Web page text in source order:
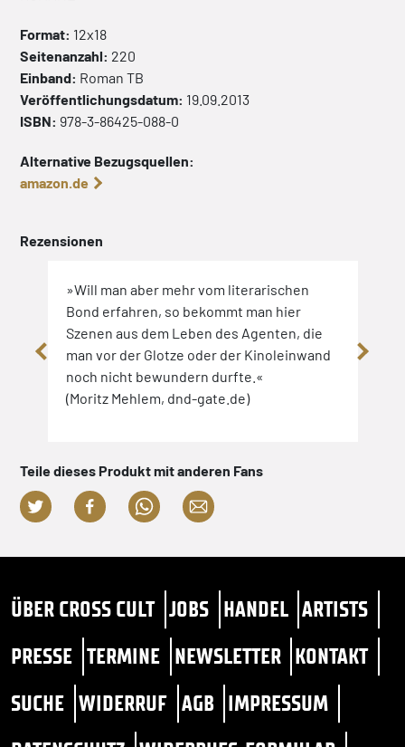
Format: 12x18
Seitenanzahl: 220
Einband: Roman TB
Veröffentlichungsdatum: 19.09.2013
ISBN: 978-3-86425-088-0
Alternative Bezugsquellen:
amazon.de
Rezensionen
»Will man aber mehr vom literarischen
Bond erfahren, so bekommt man hier
Szenen aus dem Leben des Agenten, die
man vor der Glotze oder der Kinoleinwand
noch nicht bewundern durfte.«
(Moritz Mehlem, dnd-gate.de)
Teile dieses Produkt mit anderen Fans
ÜBER CROSS CULT JOBS HANDEL ARTISTS
PRESSE TERMINE NEWSLETTER KONTAKT
SUCHE WIDERRUF AGB IMPRESSUM